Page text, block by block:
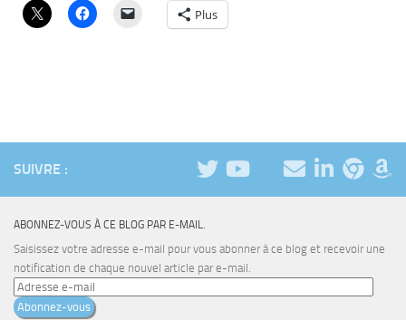
Plus
SUIVRE :
ABONNEZ-VOUS À CE BLOG PAR E-MAIL.
Saisissez votre adresse e-mail pour vous abonner à ce blog et recevoir une
notification de chaque nouvel article par e-mail.
Adresse
e-Abonnez-vous